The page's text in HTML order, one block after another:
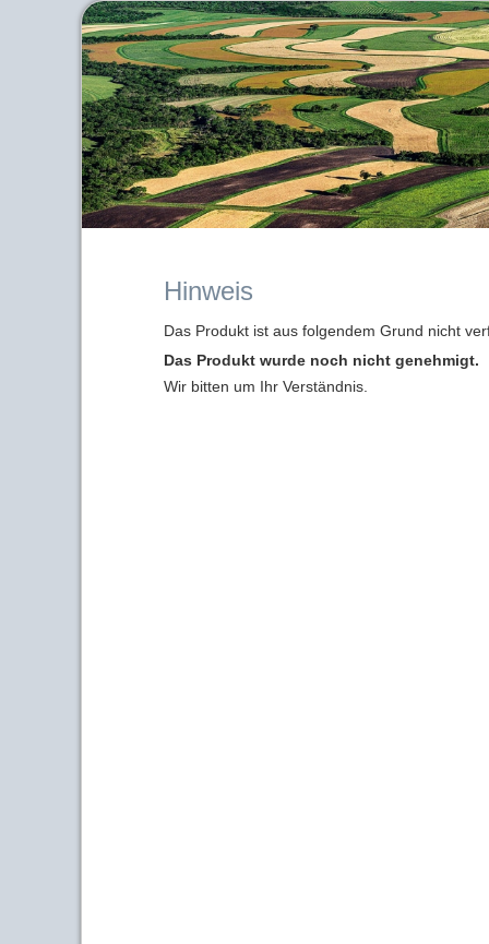
Hinweis
Das Produkt ist aus folgendem Grund nicht
Das Produkt wurde noch nicht genehmigt.
Wir bitten um Ihr Verständnis.